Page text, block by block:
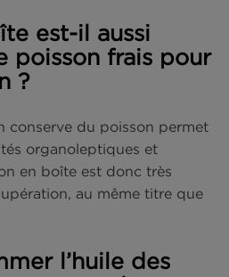
(FAQ) :
sportive
du poisson
?